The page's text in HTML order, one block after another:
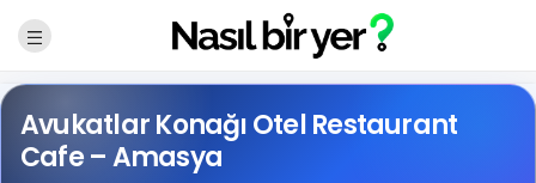
Avukatlar Konağı Otel Restaurant
Cafe – Amasya